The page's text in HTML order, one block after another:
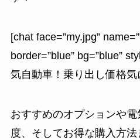
[chat face=”my.jpg”
border=”blue” bg=”blue”
気自動車！乗り出し価格
おすすめのオプションや電
度、そしてお得な購入方